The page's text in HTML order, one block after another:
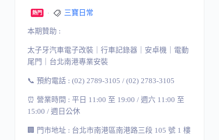
熱門 三寶日常
本期贊助 :
太子牙汽車電子改裝｜行車記錄器｜安卓機｜電動
尾門｜台北南港專業安裝
📞 預約電話 : (02) 2789-3105 / (02) 2783-3105
⏰ 營業時間 : 平日 11:00 至 19:00 / 週六 11:00 至
15:00 / 週日公休
🏢 門市地址 : 台北市南港區南港路三段 105 號 1 樓